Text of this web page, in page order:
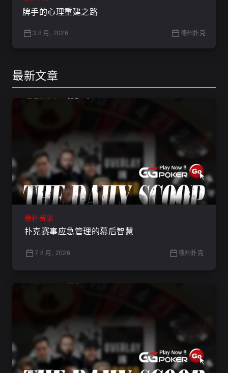
牌手的心理重建之路
3 8 月, 2026 德州扑克
最新文章
德扑赛事
扑克赛事应急管理的幕后智慧
7 8 月, 2026 德州扑克